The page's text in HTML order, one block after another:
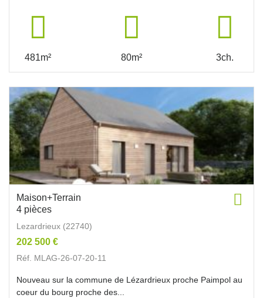
481m² 80m² 3ch.
Maison+Terrain
4 pièces
Lezardrieux (22740)
202 500 €
Réf. MLAG-26-07-20-11
Nouveau sur la commune de Lézardrieux proche Paimpol au
coeur du bourg proche des...